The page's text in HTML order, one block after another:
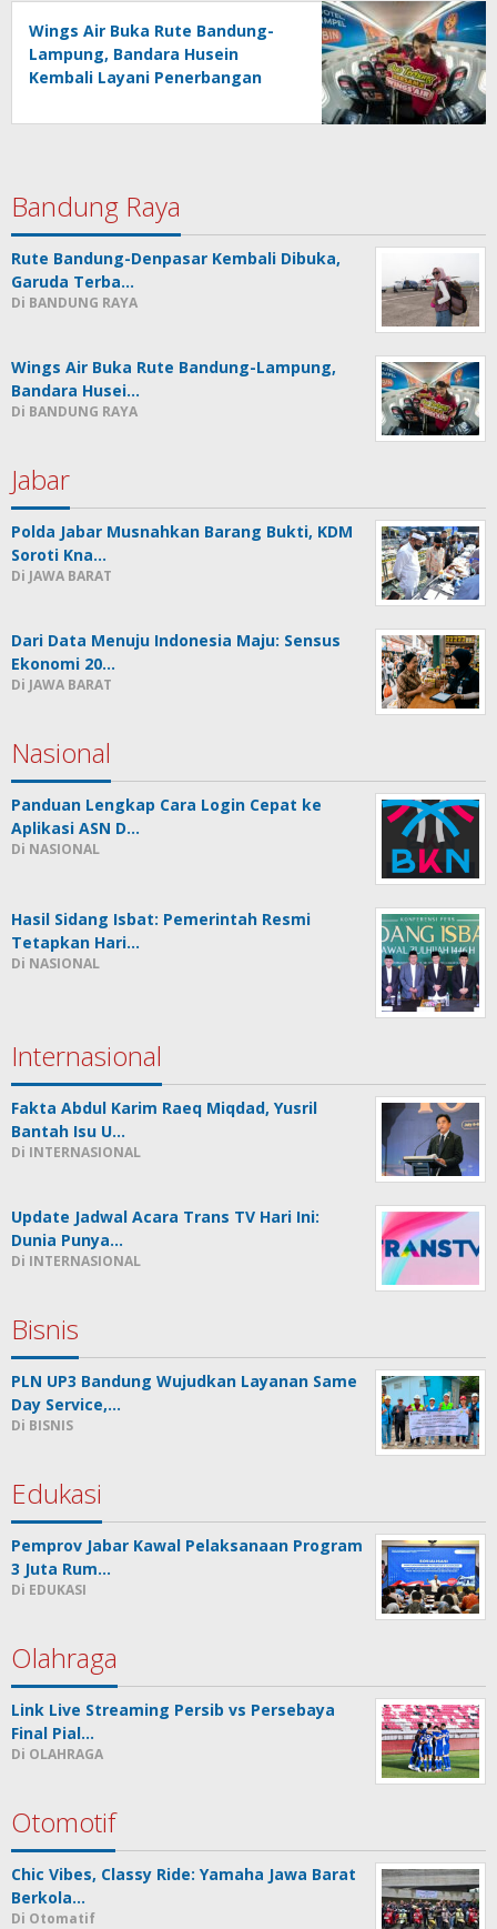
Wings Air Buka Rute Bandung-
Lampung, Bandara Husein
Kembali Layani Penerbangan
Bandung Raya
Rute Bandung-Denpasar Kembali Dibuka,
Garuda Terba…
Di BANDUNG RAYA
Wings Air Buka Rute Bandung-Lampung,
Bandara Husei…
Di BANDUNG RAYA
Jabar
Polda Jabar Musnahkan Barang Bukti, KDM
Soroti Kna…
Di JAWA BARAT
Dari Data Menuju Indonesia Maju: Sensus
Ekonomi 20…
Di JAWA BARAT
Nasional
Panduan Lengkap Cara Login Cepat ke
Aplikasi ASN D…
Di NASIONAL
Hasil Sidang Isbat: Pemerintah Resmi
Tetapkan Hari…
Di NASIONAL
Internasional
Fakta Abdul Karim Raeq Miqdad, Yusril
Bantah Isu U…
Di INTERNASIONAL
Update Jadwal Acara Trans TV Hari Ini:
Dunia Punya…
Di INTERNASIONAL
Bisnis
PLN UP3 Bandung Wujudkan Layanan Same
Day Service,…
Di BISNIS
Edukasi
Pemprov Jabar Kawal Pelaksanaan Program
3 Juta Rum…
Di EDUKASI
Olahraga
Link Live Streaming Persib vs Persebaya
Final Pial…
Di OLAHRAGA
Otomotif
Chic Vibes, Classy Ride: Yamaha Jawa Barat
Berkola…
Di Otomatif